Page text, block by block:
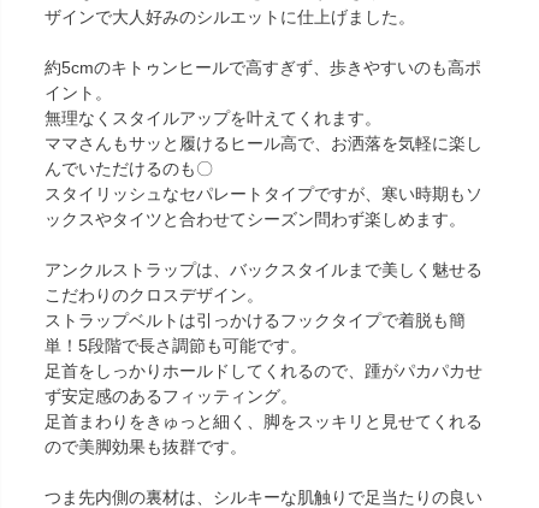
ザインで大人好みのシルエットに仕上げました。
約5cmのキトゥンヒールで高すぎず、歩きやすいのも高ポ
イント。
無理なくスタイルアップを叶えてくれます。
ママさんもサッと履けるヒール高で、お洒落を気軽に楽し
んでいただけるのも〇
スタイリッシュなセパレートタイプですが、寒い時期もソ
ックスやタイツと合わせてシーズン問わず楽しめます。
アンクルストラップは、バックスタイルまで美しく魅せる
こだわりのクロスデザイン。
ストラップベルトは引っかけるフックタイプで着脱も簡
単！5段階で長さ調節も可能です。
足首をしっかりホールドしてくれるので、踵がパカパカせ
ず安定感のあるフィッティング。
足首まわりをきゅっと細く、脚をスッキリと見せてくれる
ので美脚効果も抜群です。
つま先内側の裏材は、シルキーな肌触りで足当たりの良い